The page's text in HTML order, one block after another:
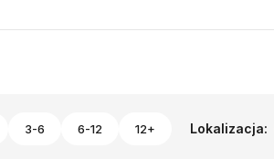
3-6 6-12 12+ Lokalizacja: